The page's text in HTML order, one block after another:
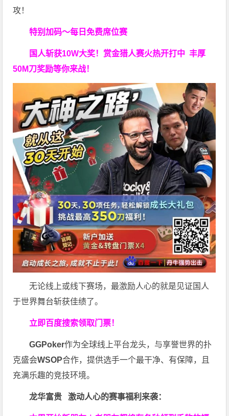
攻！
特别加码～每日免费席位赛
国人斩获10W大奖！ 赏金猎人赛火热开打中 丰厚
50M刀奖励等你来战！
无论线上或线下赛场，最激励人心的就是见证国人
于世界舞台斩获佳绩了。
立即百度搜索领取门票！
GGPoker作为全球线上平台龙头，与享誉世界的扑
克盛会WSOP合作，提供选手一个最干净、有保障，且
充满乐趣的竞技环境。
龙华富贵 激动人心的赛事福利来袭：